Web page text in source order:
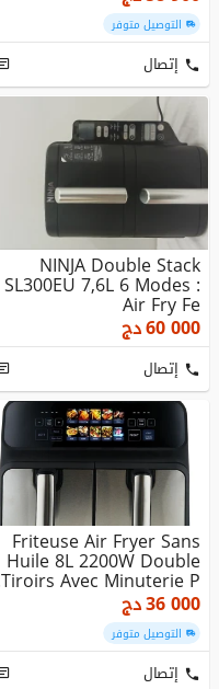
التوصيل متوفر
إتصال
NINJA Double Stack
SL300EU 7,6L 6 Modes :
Air Fry Fe
60 000دج
إتصال
Friteuse Air Fryer Sans
Huile 8L 2200W Double
Tiroirs Avec Minuterie P...
36 000دج
التوصيل متوفر
إتصال